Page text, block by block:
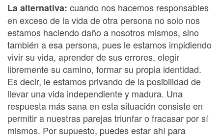
La alternativa: cuando nos hacemos responsables
en exceso de la vida de otra persona no solo nos
estamos haciendo daño a nosotros mismos, sino
también a esa persona, pues le estamos impidiendo
vivir su vida, aprender de sus errores, elegir
libremente su camino, formar su propia identidad.
Es decir, le estamos privando de la posibilidad de
llevar una vida independiente y madura. Una
respuesta más sana en esta situación consiste en
permitir a nuestras parejas triunfar o fracasar por sí
mismos. Por supuesto, puedes estar ahí para